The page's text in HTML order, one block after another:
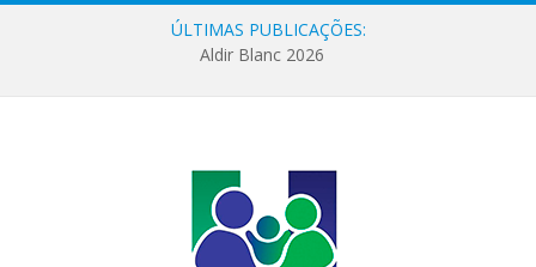
ÚLTIMAS PUBLICAÇÕES:
Aldir Blanc 2026